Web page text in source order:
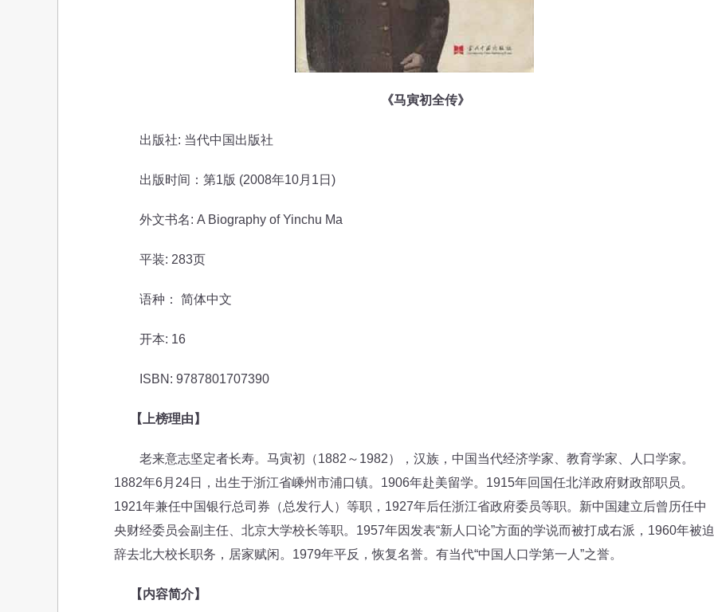
《马寅初全传》
出版社: 当代中国出版社
出版时间：第1版 (2008年10月1日)
外文书名: A Biography of Yinchu Ma
平装: 283页
语种： 简体中文
开本: 16
ISBN: 9787801707390
【上榜理由】
老来意志坚定者长寿。马寅初（1882～1982），汉族，中国当代经济学家、教育学家、人口学家。
1882年6月24日，出生于浙江省嵊州市浦口镇。1906年赴美留学。1915年回国任北洋政府财政部职员。
1921年兼任中国银行总司券（总发行人）等职，1927年后任浙江省政府委员等职。新中国建立后曾历任中
央财经委员会副主任、北京大学校长等职。1957年因发表“新人口论”方面的学说而被打成右派，1960年被迫
辞去北大校长职务，居家赋闲。1979年平反，恢复名誉。有当代“中国人口学第一人”之誉。
【内容简介】